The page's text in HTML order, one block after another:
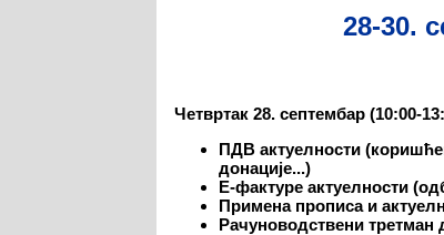
28-30.
Четвртак 28. септембар (10:00-
ПДВ актуелности
донације...)
Е-фактуре актуелности
Примена прописа и
Рачуноводствени